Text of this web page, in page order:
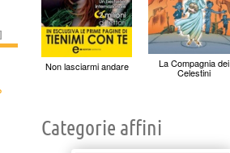
]
Non lasciarmi andare La Compagnia dei
Celestini
Categorie affini